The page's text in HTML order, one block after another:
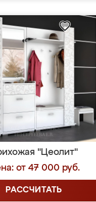
"Цеолит"
от 47 000 руб.
РАССЧИТАТЬ